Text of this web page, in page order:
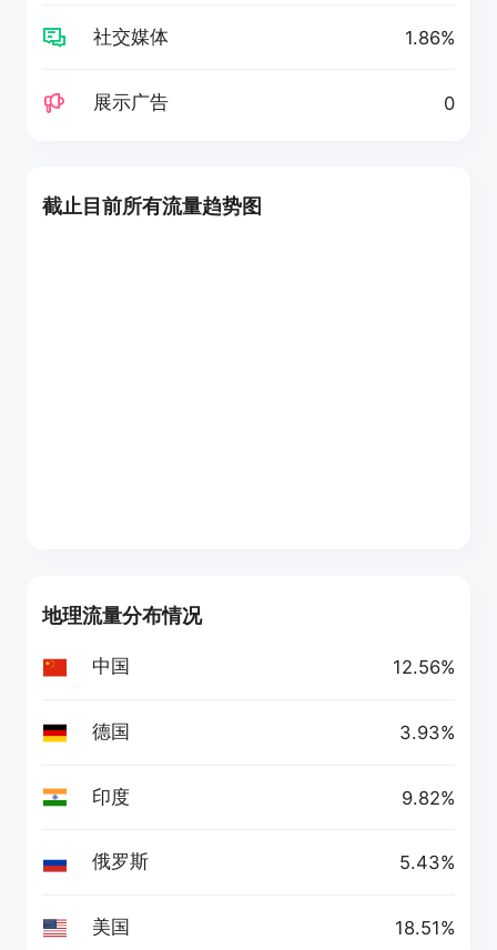
社交媒体 1.86%
展示广告 0
截止目前所有流量趋势图
地理流量分布情况
中国 12.56%
德国 3.93%
印度 9.82%
俄罗斯 5.43%
美国 18.51%